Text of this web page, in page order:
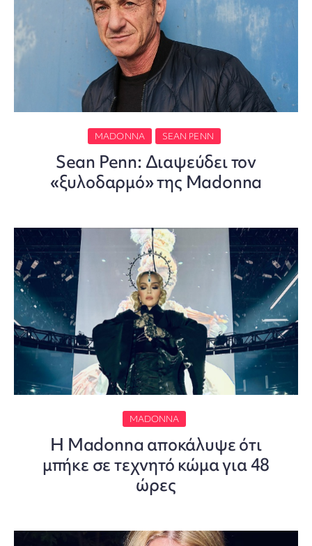
MADONNA SEAN PENN
Sean Penn: Διαψεύδει τον
«ξυλοδαρμό» της Madonna
MADONNA
Η Madonna αποκάλυψε ότι
μπήκε σε τεχνητό κώμα για 48
ώρες